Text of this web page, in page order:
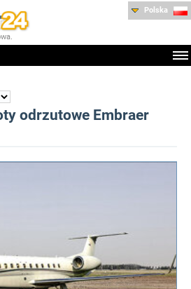
Polska
odrzutowe Embraer